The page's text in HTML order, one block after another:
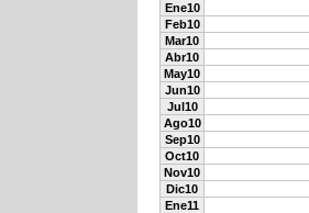
Ene10
Feb10
Mar10
Abr10
May10
Jun10
Jul10
Ago10
Sep10
Oct10
Nov10
Dic10
Ene11